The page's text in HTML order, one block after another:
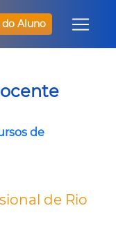
do Aluno
de
de Rio